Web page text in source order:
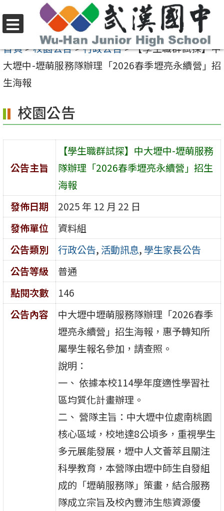
至
要
內
區
選
單
首頁>校園公告>行政公告>【學生職群試探】中
大壢中-壢萌服務隊辦理「2026春季壢亮永續營」招
生海報
校園公告
公告主旨
【學生職群試探】中大壢中-壢萌服務
隊辦理「2026春季壢亮永續營」招生
海報
發佈日期
2025 年 12 月 22 日
發佈單位
資料組
公告類別
行政公告, 活動訊息, 學生家長公告
公告等級
普通
點閱次數
146
公告內容
中大壢中壢萌服務隊辦理「2026春季
壢亮永續營」招生海報，惠予轉知所
屬學生報名參加，請查照。
說明：
一、 依據本校114學年度適性學習社
區均質化計畫辦理。
二、 營隊主旨：中大壢中位處南桃園
核心區域，校地達8公頃多，重視學生
多元展能發展，壢中人文薈萃且關注
科學教育，本營隊由壢中師生自發組
成的「壢萌服務隊」策畫，結合服務
隊成立宗旨及校內豐沛生態資源優